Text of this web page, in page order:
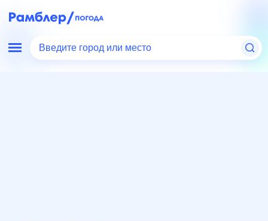
Введите город или место